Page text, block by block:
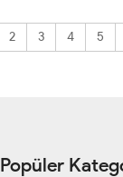
2 3 4 5
Popüler